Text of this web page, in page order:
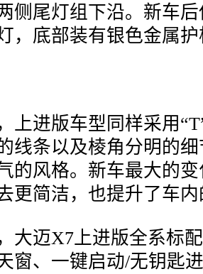
侧尾灯组下沿。新车
，底部装有银色金属
进版车型同样采用
线条以及棱角分明的
的风格。新车最大的
更简洁，也提升了车
迈X7上进版全系标
窗、一键启动/无钥匙